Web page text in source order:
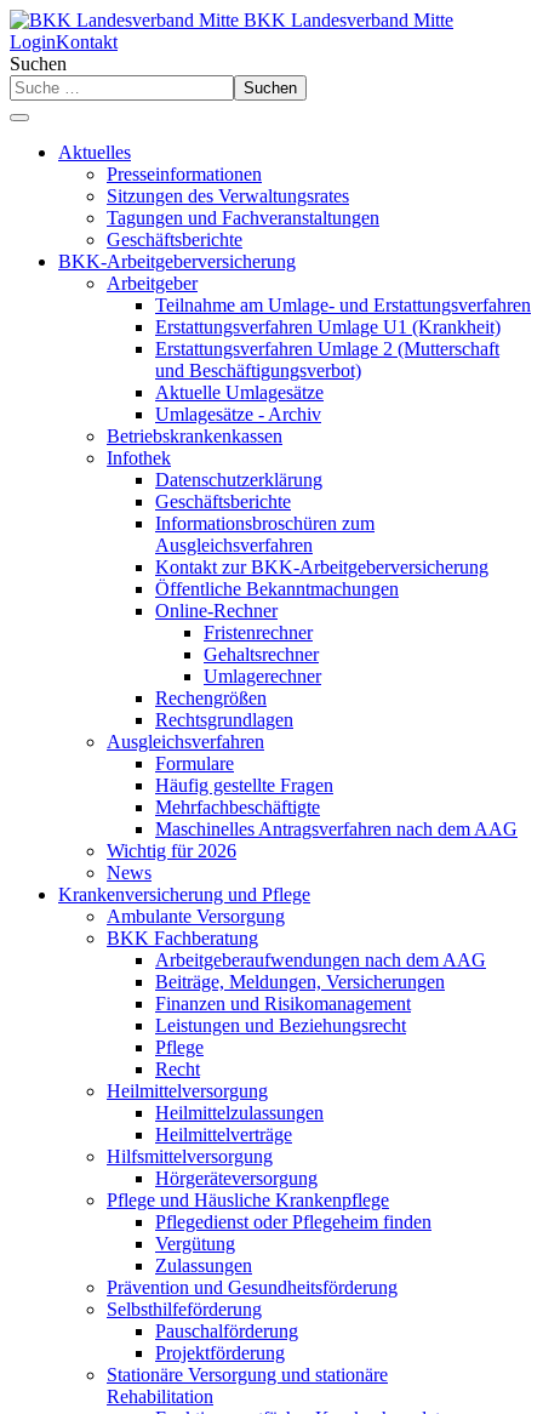
BKK Landesverband Mitte
LoginKontakt
Suchen
Suchen
Aktuelles
Presseinformationen
Sitzungen des Verwaltungsrates
Tagungen und Fachveranstaltungen
Geschäftsberichte
BKK-Arbeitgeberversicherung
Arbeitgeber
Teilnahme am Umlage- und Erstattungsverfahren
Erstattungsverfahren Umlage U1 (Krankheit)
Erstattungsverfahren Umlage 2 (Mutterschaft
und Beschäftigungsverbot)
Aktuelle Umlagesätze
Umlagesätze - Archiv
Betriebskrankenkassen
Infothek
Datenschutzerklärung
Geschäftsberichte
Informationsbroschüren zum
Ausgleichsverfahren
Kontakt zur BKK-Arbeitgeberversicherung
Öffentliche Bekanntmachungen
Online-Rechner
Fristenrechner
Gehaltsrechner
Umlagerechner
Rechengrößen
Rechtsgrundlagen
Ausgleichsverfahren
Formulare
Häufig gestellte Fragen
Mehrfachbeschäftigte
Maschinelles Antragsverfahren nach dem AAG
Wichtig für 2026
News
Krankenversicherung und Pflege
Ambulante Versorgung
BKK Fachberatung
Arbeitgeberaufwendungen nach dem AAG
Beiträge, Meldungen, Versicherungen
Finanzen und Risikomanagement
Leistungen und Beziehungsrecht
Pflege
Recht
Heilmittelversorgung
Heilmittelzulassungen
Heilmittelverträge
Hilfsmittelversorgung
Hörgeräteversorgung
Pflege und Häusliche Krankenpflege
Pflegedienst oder Pflegeheim finden
Vergütung
Zulassungen
Prävention und Gesundheitsförderung
Selbsthilfeförderung
Pauschalförderung
Projektförderung
Stationäre Versorgung und stationäre
Rehabilitation